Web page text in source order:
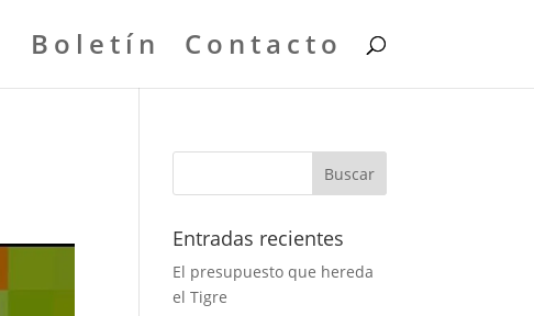
Boletín Contacto
Entradas recientes
El presupuesto que hereda
el Tigre